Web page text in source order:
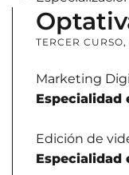
TERCER
Marketing
Especialidad
Edición de
Especialidad